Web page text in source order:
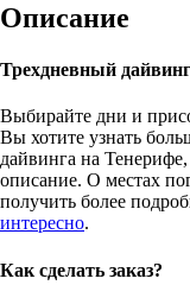
Описание
Трехдневный
Выбирайте дни и
Вы хотите узнать
дайвинга на Тенерифе,
описание. О местах
получить более
интересно.
Как сделать заказ?